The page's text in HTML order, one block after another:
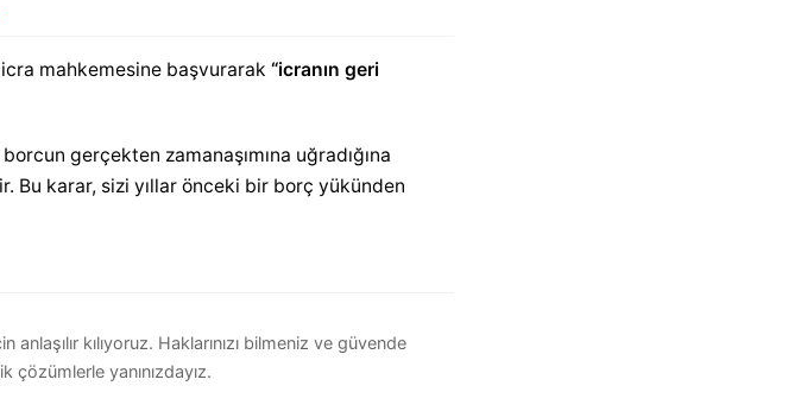
icra mahkemesine başvurarak “icranın geri
gerçekten zamanaşımına uğradığına
Bu karar, sizi yıllar önceki bir borç yükünden
kılıyoruz. Haklarınızı bilmeniz ve güvende
yanınızdayız.